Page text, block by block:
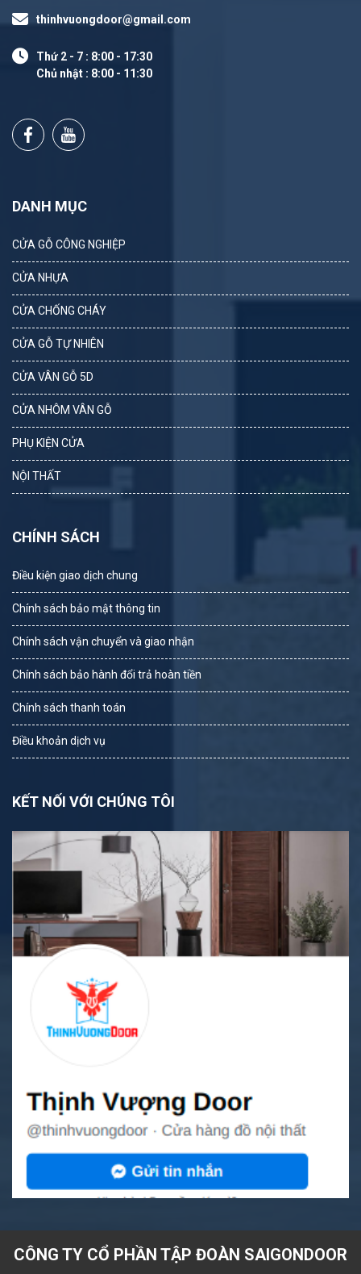
thinhvuongdoor@gmail.com
Thứ 2 - 7 : 8:00 - 17:30
Chủ nhật : 8:00 - 11:30
DANH MỤC
CỬA GỖ CÔNG NGHIỆP
CỬA NHỰA
CỬA CHỐNG CHÁY
CỬA GỖ TỰ NHIÊN
CỬA VÂN GỖ 5D
CỬA NHÔM VÂN GỖ
PHỤ KIỆN CỬA
NỘI THẤT
CHÍNH SÁCH
Điều kiện giao dịch chung
Chính sách bảo mật thông tin
Chính sách vận chuyển và giao nhận
Chính sách bảo hành đổi trả hoàn tiền
Chính sách thanh toán
Điều khoản dịch vụ
KẾT NỐI VỚI CHÚNG TÔI
CÔNG TY CỔ PHẦN TẬP ĐOÀN SAIGONDOOR